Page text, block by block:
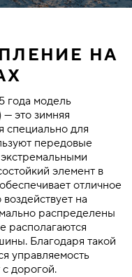
НА
года модель
это зимняя
специально для
передовые
элемент в
отличное
на
распределены
располагаются
Благодаря такой
управляемость
с дорогой.